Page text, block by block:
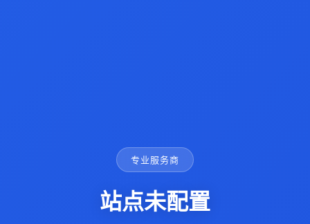
专业服务商
站点未配置